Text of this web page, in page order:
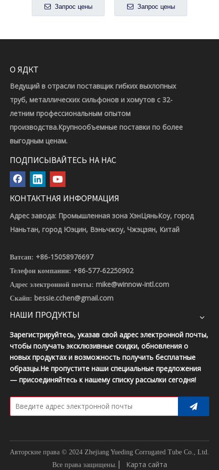
Запрос цены Запрос цены
О ЯДКТ
Ведущий в отрасли поставщик гибких выхлопных
труб, металлических сильфонов и хомутов с 32-
летним профессиональным опытом
производства.Крупнообъемные поставки по более
выгодным ценам.
ПОДПИСЫВАЙТЕСЬ НА НАС
КОНТАКТНАЯ ИНФОРМАЦИЯ
Адрес завода: Промышленная зона ХэнЦяньКоу, город
Наньтан, город Юэцин, Вэньчжоу, Чжэцзян, Китай
Ватсап: +86-15058976697
Телефон компании: +86-577-62250902
Адрес электронной почты: mike@winnow-intl.com
Скайп: bessie.cchen@gmail.com
НАШИ ПРОДУКТЫ
Зарегистрируйтесь, указав свой адрес электронной почты,
чтобы получать эксклюзивные скидки, обновления о
новых продуктах и ​​возможность получить бесплатные
образцы.Не пропустите наши специальные предложения
— присоединяйтесь к нашему списку рассылки сегодня!
Авторские права © 2024 Zhejiang Yueding Corrugated Tube Co., Ltd.
Все права защищены.
Карта сайта